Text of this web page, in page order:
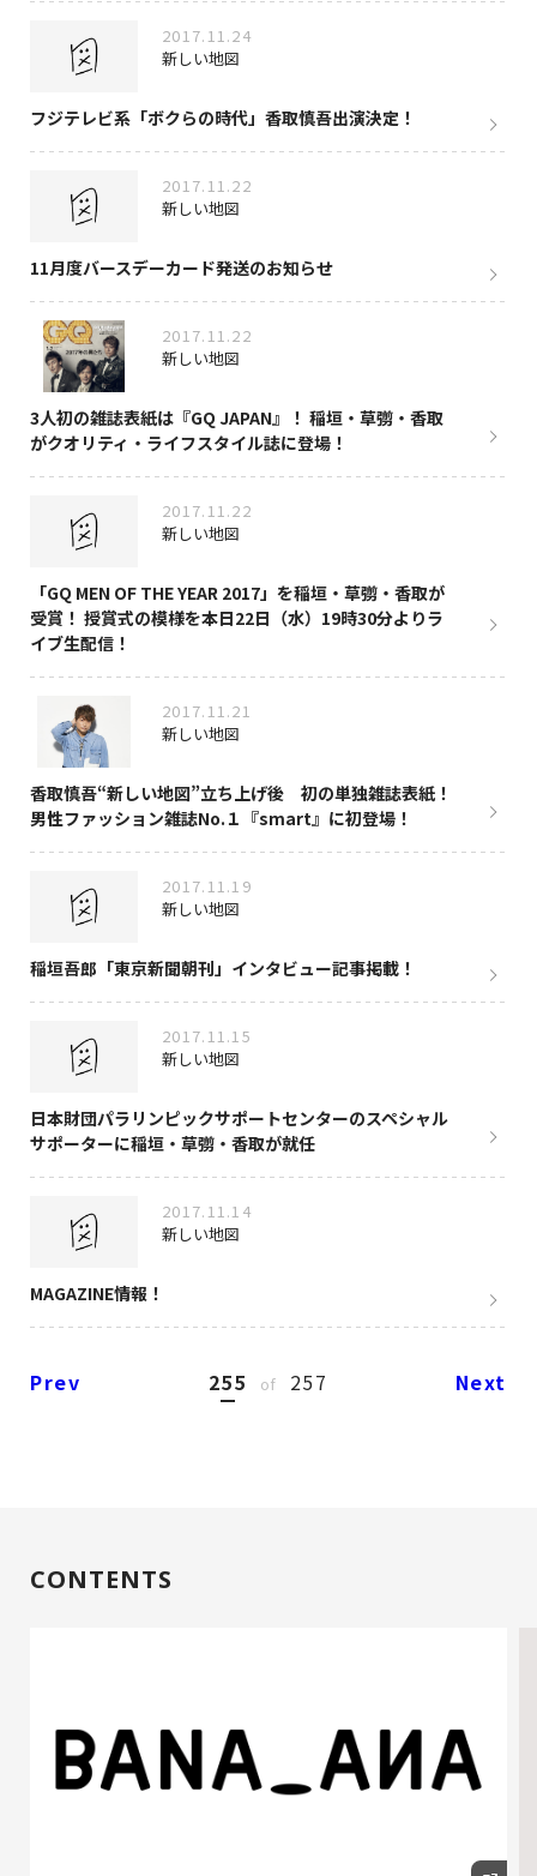
2017.11.24
新しい地図
フジテレビ系「ボクらの時代」香取慎吾出演決定！
2017.11.22
新しい地図
11月度バースデーカード発送のお知らせ
2017.11.22
新しい地図
3人初の雑誌表紙は『GQ JAPAN』！ 稲垣・草彅・香取
がクオリティ・ライフスタイル誌に登場！
2017.11.22
新しい地図
「GQ MEN OF THE YEAR 2017」を稲垣・草彅・香取が
受賞！ 授賞式の模様を本日22日（水）19時30分よりラ
イブ生配信！
2017.11.21
新しい地図
香取慎吾“新しい地図”立ち上げ後 初の単独雑誌表紙！
男性ファッション雑誌No.１『smart』に初登場！
2017.11.19
新しい地図
稲垣吾郎「東京新聞朝刊」インタビュー記事掲載！
2017.11.15
新しい地図
日本財団パラリンピックサポートセンターのスペシャル
サポーターに稲垣・草彅・香取が就任
2017.11.14
新しい地図
MAGAZINE情報！
Prev 255 of 257 Next
CONTENTS